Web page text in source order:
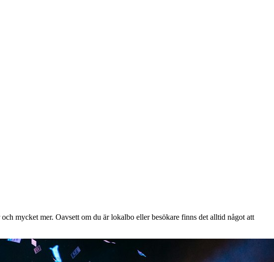
mycket mer. Oavsett om du är lokalbo eller besökare finns det alltid något att